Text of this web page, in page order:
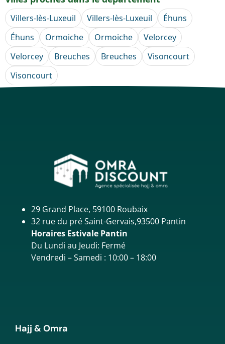
Villers-lès-Luxeuil Villers-lès-Luxeuil
Éhuns
Éhuns
Ormoiche Ormoiche
Velorcey
Velorcey
Breuches Breuches
Visoncourt
Visoncourt
29 Grand Place, 59100 Roubaix
32 rue du pré Saint-Gervais,93500 Pantin
Horaires Estivale Pantin
Du Lundi au Jeudi: Fermé
Vendredi – Samedi : 10:00 – 18:00
Hajj & Omra